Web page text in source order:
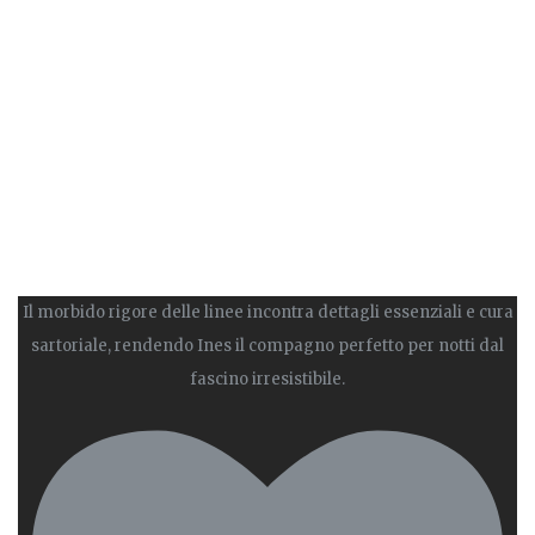
Il morbido rigore delle linee incontra dettagli essenziali e cura
sartoriale, rendendo Ines il compagno perfetto per notti dal
fascino irresistibile.